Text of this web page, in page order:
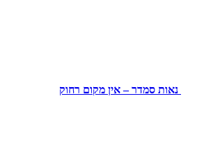
נאות סמדר – אין מקום רחוק